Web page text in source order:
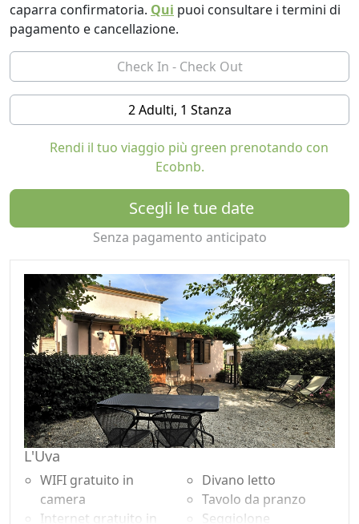
movimento all’aria aperta che il lavoro in campagna e
l’attività di agriturismo richiedono.
con la nostra frutta (assolutamente biologica) e con
frutta di fornitori di fiducia.
Tra i gusti tradizionali ci sono: lamponi rossi, lamponi
bianchi, fragole, albicocche, pesche, prugne, fichi, more
Tra i gusti particolari invece: pere e noci, prugne e
kiwi e fiori di biancospino...
Un'altra mia grande passione è la cucina: preparo
ottime colazioni con pane a lievitazione naturale, dolci e
cornetti, tutto fatto in casa con la nostra farina. Dai
nostri campi infatti, totalmente biologici, arriva grano
tenero e farro con cui produciamo farina, pasta e
gallette.
E' per me un'esperienza bellissima poter conoscere
tanta gente, proveniente sia dall'Italia che da altri paesi,
con cui stringere rapporti e condividere esperienze e
racconti di vita in una cornice dove si sta bene e l'aria, il
cibo e l'acqua sono fanno bene.
Se siete appassionati di natura qui potrete godere della
tranquillità e del relax immergendovi nel verde.
Tutt'intorno all'agriturismo vi sono campi e boschi dove
poter fare lunghe passeggiate. Potrete usufruire della
caparra confirmatoria. Qui puoi consultare i termini di
pagamento e cancellazione.
2 Adulti, 1 Stanza
Rendi il tuo viaggio più green prenotando con
Ecobnb.
Scegli le tue date
Senza pagamento anticipato
L'Uva
WIFI gratuito in
camera
Internet gratuito in
Divano letto
Tavolo da pranzo
Seggiolone